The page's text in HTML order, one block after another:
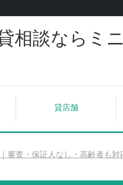
相談ならミ
貸店舗
審査・保証人なし・高齢者も対